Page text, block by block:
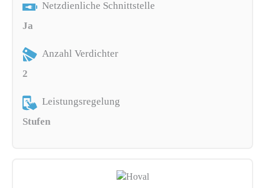
Netzdienliche Schnittstelle
Ja
Anzahl Verdichter
2
Leistungsregelung
Stufen